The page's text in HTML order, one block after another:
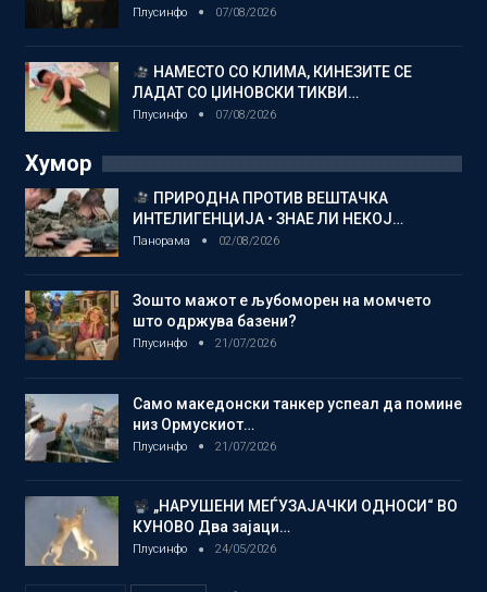
Плусинфо 07/08/2026
НАМЕСТО СО КЛИМА, КИНЕЗИТЕ СЕ
ЛАДАТ СО ЏИНОВСКИ ТИКВИ…
Плусинфо 07/08/2026
Хумор
ПРИРОДНА ПРОТИВ ВЕШТАЧКА
ИНТЕЛИГЕНЦИЈА • ЗНАЕ ЛИ НЕКОЈ…
Панорама 02/08/2026
Зошто мажот е љубоморен на момчето
што одржува базени?
Плусинфо 21/07/2026
Само македонски танкер успеал да помине
низ Ормускиот…
Плусинфо 21/07/2026
„НАРУШЕНИ МЕЃУЗАЈАЧКИ ОДНОСИ“ ВО
КУНОВО Два зајаци…
Плусинфо 24/05/2026